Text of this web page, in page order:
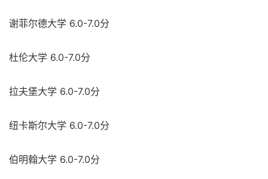
谢菲尔德大学 6.0-7.0分
杜伦大学 6.0-7.0分
拉夫堡大学 6.0-7.0分
纽卡斯尔大学 6.0-7.0分
伯明翰大学 6.0-7.0分